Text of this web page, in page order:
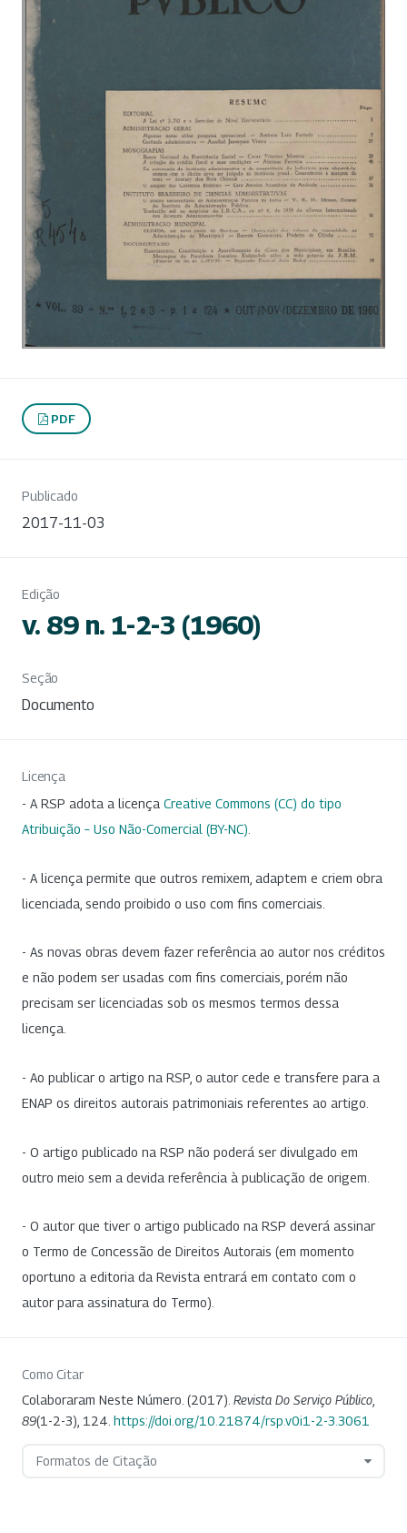
PDF
Publicado
2017-11-03
Edição
v. 89 n. 1-2-3 (1960)
Seção
Documento
Licença
- A RSP adota a licença Creative Commons (CC) do tipo
Atribuição – Uso Não-Comercial (BY-NC)
- A licença permite que outros remixem, adaptem e criem obra
licenciada, sendo proibido o uso com fins comerciais.
- As novas obras devem fazer referência ao autor nos créditos
e não podem ser usadas com fins comerciais, porém não
precisam ser licenciadas sob os mesmos termos dessa
licença.
- Ao publicar o artigo na RSP, o autor cede e transfere para a
ENAP os direitos autorais patrimoniais referentes ao artigo.
- O artigo publicado na RSP não poderá ser divulgado em
outro meio sem a devida referência à publicação de origem.
- O autor que tiver o artigo publicado na RSP deverá assinar
o Termo de Concessão de Direitos Autorais (em momento
oportuno a editoria da Revista entrará em contato com o
autor para assinatura do Termo).
Como Citar
Colaboraram Neste Número. (2017). Revista Do Serviço Público
89(1-2-3), 124. https://doi.org/10.21874/rsp.v0i1-2-3.3061
Formatos de Citação